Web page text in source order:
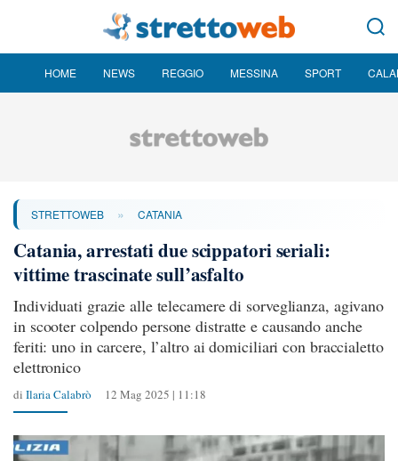
HOME NEWS REGGIO MESSINA SPORT
STRETTOWEB » CATANIA
Catania, arrestati due scippatori seriali:
vittime trascinate sull’asfalto
Individuati grazie alle telecamere di sorveglianza, agivano
in scooter colpendo persone distratte e causando anche
feriti: uno in carcere, l’altro ai domiciliari con braccialetto
elettronico
di Ilaria Calabrò 12 Mag 2025 | 11:18